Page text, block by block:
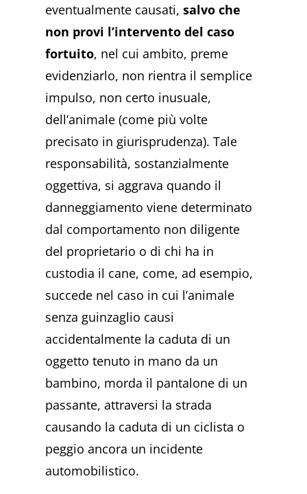
eventualmente causati,salvo che
non provi l’intervento del caso
fortuito, nel cui ambito, preme
evidenziarlo, non rientra il semplice
impulso, non certo inusuale,
dell’animale (come più volte
precisato in giurisprudenza). Tale
responsabilità, sostanzialmente
oggettiva, si aggrava quando il
danneggiamento viene determinato
dal comportamento non diligente
del proprietario o di chi ha in
custodia il cane, come, ad esempio,
succede nel caso in cui l’animale
senza guinzaglio causi
accidentalmente la caduta di un
oggetto tenuto in mano da un
bambino, morda il pantalone di un
passante, attraversi la strada
causando la caduta di un ciclista o
peggio ancora un incidente
automobilistico.